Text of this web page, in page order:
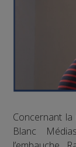
Concernant
Blanc